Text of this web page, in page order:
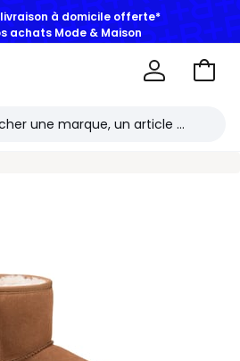
à domicile offerte*
achats Mode & Maison
Aller